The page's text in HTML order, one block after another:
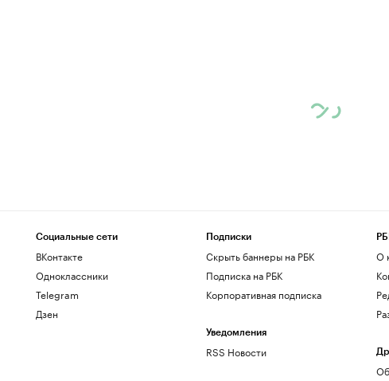
Социальные сети
ВКонтакте
Одноклассники
Telegram
Дзен
Подписки
Скрыть баннеры на РБК
Подписка на РБК
Корпоративная подписка
Уведомления
RSS Новости
О